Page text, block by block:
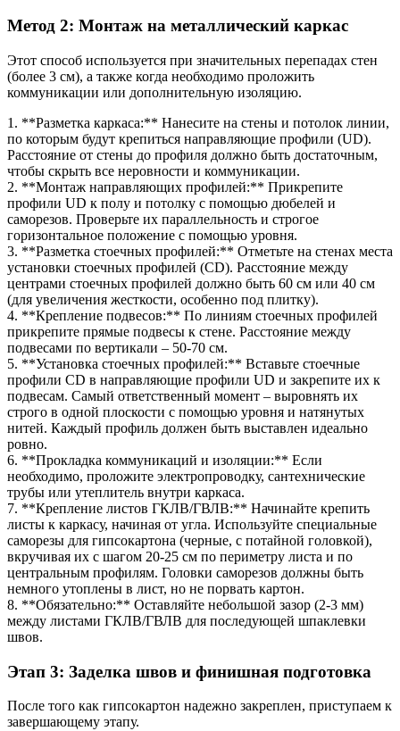
Метод 2: Монтаж на металлический каркас
Этот способ используется при значительных перепадах стен
(более 3 см), а также когда необходимо проложить
коммуникации или дополнительную изоляцию.
1. **Разметка каркаса:** Нанесите на стены и потолок линии,
по которым будут крепиться направляющие профили (UD).
Расстояние от стены до профиля должно быть достаточным,
чтобы скрыть все неровности и коммуникации.
2. **Монтаж направляющих профилей:** Прикрепите
профили UD к полу и потолку с помощью дюбелей и
саморезов. Проверьте их параллельность и строгое
горизонтальное положение с помощью уровня.
3. **Разметка стоечных профилей:** Отметьте на стенах места
установки стоечных профилей (CD). Расстояние между
центрами стоечных профилей должно быть 60 см или 40 см
(для увеличения жесткости, особенно под плитку).
4. **Крепление подвесов:** По линиям стоечных профилей
прикрепите прямые подвесы к стене. Расстояние между
подвесами по вертикали – 50-70 см.
5. **Установка стоечных профилей:** Вставьте стоечные
профили CD в направляющие профили UD и закрепите их к
подвесам. Самый ответственный момент – выровнять их
строго в одной плоскости с помощью уровня и натянутых
нитей. Каждый профиль должен быть выставлен идеально
ровно.
6. **Прокладка коммуникаций и изоляции:** Если
необходимо, проложите электропроводку, сантехнические
трубы или утеплитель внутри каркаса.
7. **Крепление листов ГКЛВ/ГВЛВ:** Начинайте крепить
листы к каркасу, начиная от угла. Используйте специальные
саморезы для гипсокартона (черные, с потайной головкой),
вкручивая их с шагом 20-25 см по периметру листа и по
центральным профилям. Головки саморезов должны быть
немного утоплены в лист, но не порвать картон.
8. **Обязательно:** Оставляйте небольшой зазор (2-3 мм)
между листами ГКЛВ/ГВЛВ для последующей шпаклевки
швов.
Этап 3: Заделка швов и финишная подготовка
После того как гипсокартон надежно закреплен, приступаем к
завершающему этапу.